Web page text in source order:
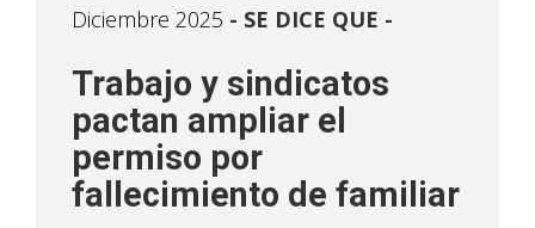
Diciembre 2025 SE DICE QUE -
Trabajo y sindicatos
pactan ampliar el
permiso por
fallecimiento de familiar